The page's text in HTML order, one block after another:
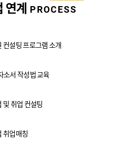
계 PROCESS
컨설팅 프로그램 소개
소서 작성법 교육
및취업 컨설팅
취업매칭